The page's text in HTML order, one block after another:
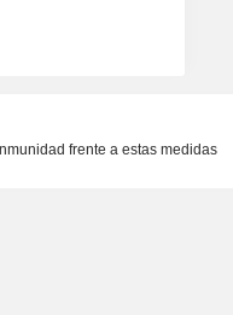
frente a estas medidas